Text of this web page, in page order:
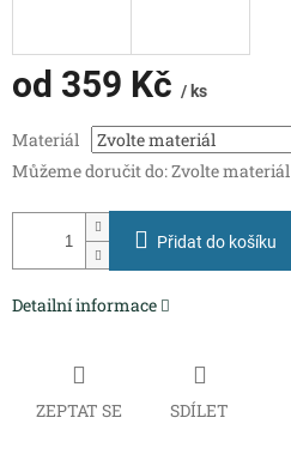
od 359 Kč / ks
cena:
Materiál
Můžeme doručit do:Zvolte materiál
Přidat do košíku
Detailní informace
ZEPTAT SE SDÍLET